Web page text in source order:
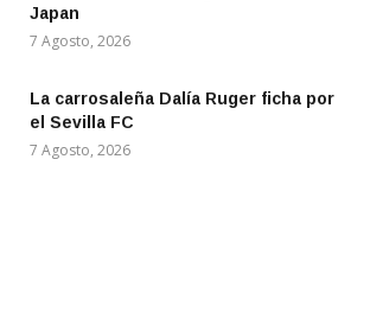
Japan
7 Agosto, 2026
La carrosaleña Dalía Ruger ficha por
el Sevilla FC
7 Agosto, 2026